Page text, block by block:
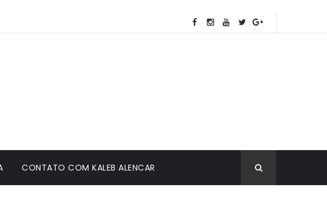
CONTATO COM KALEB ALENCAR